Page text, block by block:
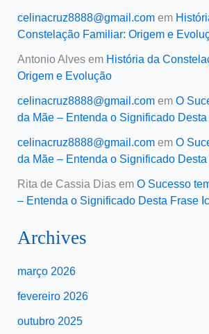
celinacruz8888@gmail.comem
Constelação Familiar: Origem e
Antonio Alvesem História da
Origem e Evolução
celinacruz8888@gmail.comem O
da Mãe – Entenda o Significado
celinacruz8888@gmail.comem O
da Mãe – Entenda o Significado
Rita de Cassia Diasem O Sucesso
– Entenda o Significado Desta Frase
Archives
março 2026
fevereiro 2026
outubro 2025